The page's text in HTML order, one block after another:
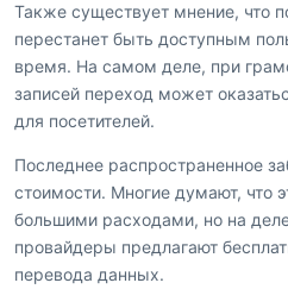
Также существует мнение, что
перестанет быть доступным
время. На самом деле, при
записей переход может
для посетителей.
Последнее распространенное
стоимости. Многие думают, что
большими расходами, но на
провайдеры предлагают
перевода данных.